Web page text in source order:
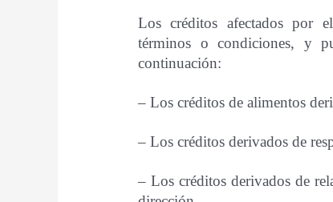
Los créditos afectados por
términos o condiciones, y
continuación:
– Los créditos de alimentos
– Los créditos derivados de
– Los créditos derivados de